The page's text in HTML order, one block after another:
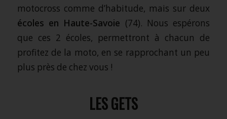
motocross comme d’habitude, mais sur deux
écoles en Haute-Savoie (74). Nous espérons
que ces 2 écoles, permettront à chacun de
profitez de la moto, en se rapprochant un peu
plus près de chez vous !
LES GETS